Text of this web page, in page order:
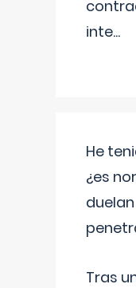
inte...
He
¿es
Tras